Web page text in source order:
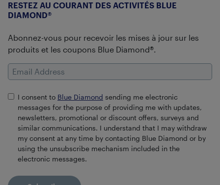
RESTEZ AU COURANT DES ACTIVITÉS BLUE
DIAMOND®
Abonnez-vous pour recevoir les mises à jour sur les
produits et les coupons Blue Diamond®.
Email Address
I consent to Blue Diamond sending me electronic
messages for the purpose of providing me with updates,
newsletters, promotional or discount offers, surveys and
similar communications. I understand that I may withdraw
my consent at any time by contacting Blue Diamond or by
using the unsubscribe mechanism included in the
electronic messages.